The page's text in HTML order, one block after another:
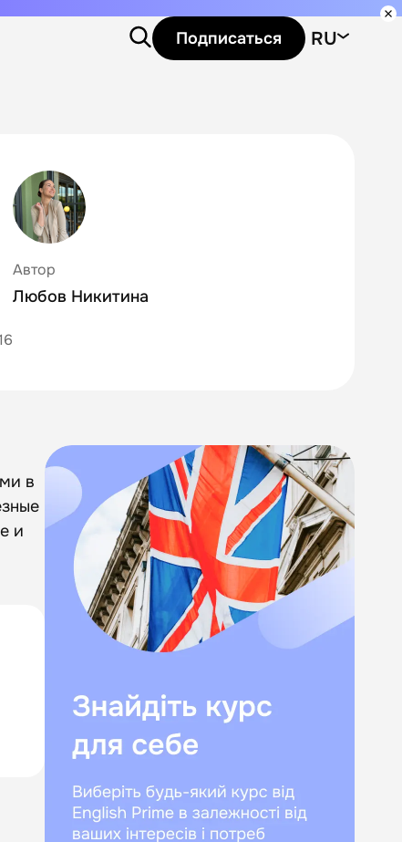
Подписаться RU
Автор
Любов Никитина
в
и